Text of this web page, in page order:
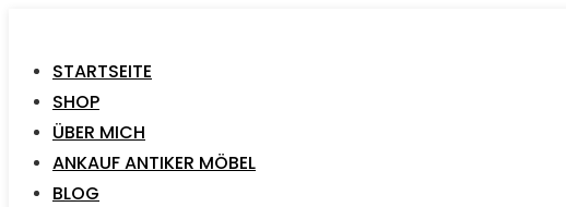
STARTSEITE
SHOP
ÜBER MICH
ANKAUF ANTIKER MÖBEL
BLOG